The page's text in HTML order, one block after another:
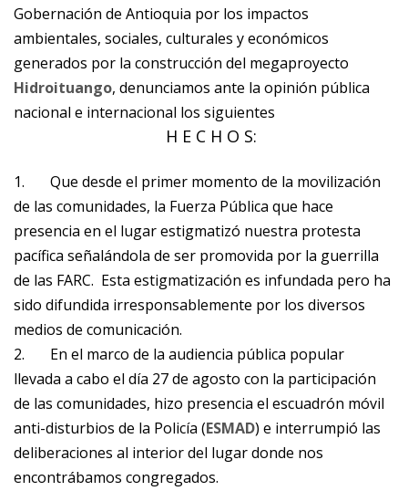
Gobernación de Antioquia por los impactos
ambientales, sociales, culturales y económicos
generados por la construcción del megaproyecto
Hidroituango, denunciamos ante la opinión pública
nacional e internacional los siguientes
H E C H O S:
1. Que desde el primer momento de la movilización
de las comunidades, la Fuerza Pública que hace
presencia en el lugar estigmatizó nuestra protesta
pacífica señalándola de ser promovida por la guerrilla
de las FARC. Esta estigmatización es infundada pero ha
sido difundida irresponsablemente por los diversos
medios de comunicación.
2. En el marco de la audiencia pública popular
llevada a cabo el día 27 de agosto con la participación
de las comunidades, hizo presencia el escuadrón móvil
anti-disturbios de la Policía (ESMAD) e interrumpió las
deliberaciones al interior del lugar donde nos
encontrábamos congregados.